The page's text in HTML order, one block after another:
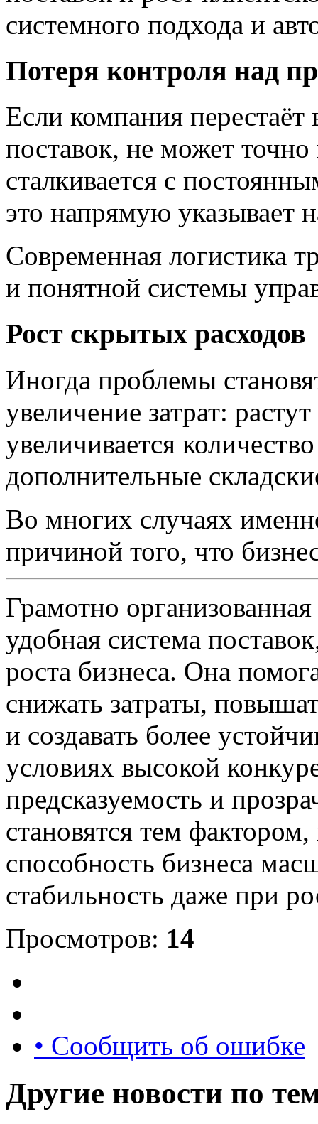
системного подхода и
Потеря контроля над
Если компания
поставок, не может
сталкивается с
это напрямую указывает
Современная логистика
и понятной системы
Рост скрытых расходов
Иногда проблемы
увеличение затрат:
увеличивается
дополнительные
Во многих случаях
причиной того, что
Грамотно
удобная система
роста бизнеса. Она
снижать затраты,
и создавать более
условиях высокой
предсказуемость и
становятся тем
способность бизнеса
стабильность даже при
Просмотров: 14
• Сообщить об ошибке
Другие новости по